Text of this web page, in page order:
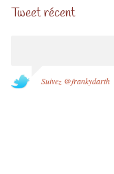
Tweet récent
Suivez @frankydarth